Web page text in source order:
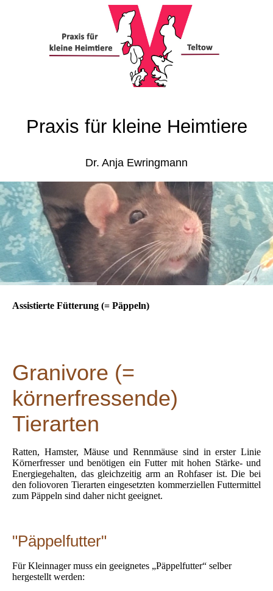
Praxis für kleine Heimtiere
Dr. Anja Ewringmann
Assistierte Fütterung (= Päppeln)
Granivore (=
körnerfressende)
Tierarten
Ratten, Hamster, Mäuse und Rennmäuse sind in erster Linie
Körnerfresser und benötigen ein Futter mit hohen Stärke- und
Energiegehalten, das gleichzeitig arm an Rohfaser ist. Die bei
den foliovoren Tierarten eingesetzten kommerziellen Futtermittel
zum Päppeln sind daher nicht geeignet.
"Päppelfutter"
Für Kleinnager muss ein geeignetes „Päppelfutter“ selber
hergestellt werden: